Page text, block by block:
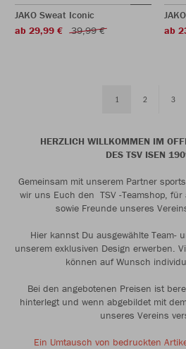
JAKO Sweat Iconic
ab 29,99 €
39,99 €
ab
1 2 3
HERZLICH WILLKOMMEN IM
DES TSV ISEN
Gemeinsam mit unserem Partner
wir uns Euch den TSV -Teamshop, für
sowie Freunde unseres
Hier kannst Du ausgewählte Team-
unserem exklusiven Design erwerben.
können auf Wunsch
Bei den angebotenen Preisen ist
hinterlegt und wenn abgebildet mit
unseres Vereins
Ein Umtausch von bedruckten